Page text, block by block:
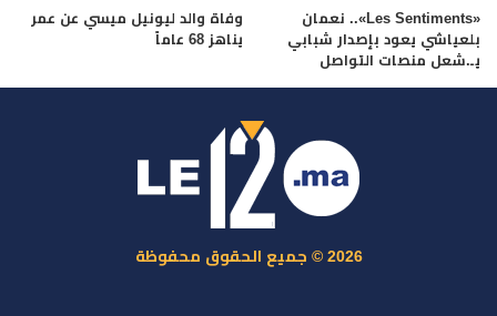
«Les Sentiments».. نعمان
بلعياشي يعود بإصدار شبابي
يـ.شعل منصات التواصل
وفاة والد ليونيل ميسي عن عمر
يناهز 68 عاماً
2026 © جميع الحقوق محفوظة